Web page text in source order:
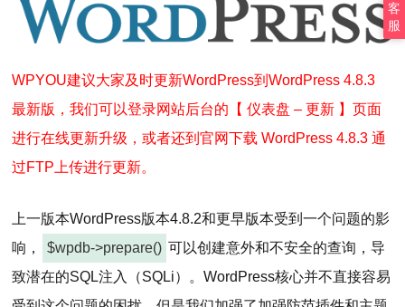
WPYOU建议大家及时更新WordPress到WordPress 4.8.3
最新版，我们可以登录网站后台的【 仪表盘 – 更新 】页面
进行在线更新升级，或者还到官网下载 WordPress 4.8.3 通
过FTP上传进行更新。
上一版本WordPress版本4.8.2和更早版本受到一个问题的影
响，
$wpdb->prepare() 可以创建意外和不安全的查询，导
致潜在的SQL注入（SQLi）。WordPress核心并不直接容易
客
服